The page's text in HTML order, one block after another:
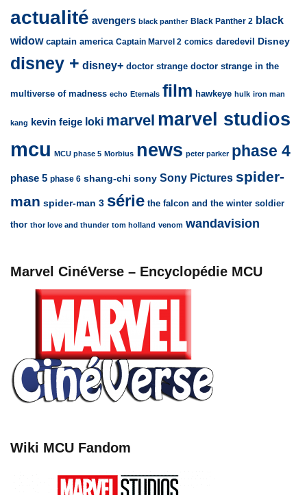
actualité avengers black panther Black Panther 2 black
widow captain america Captain Marvel 2 comics daredevil Disney
disney + disney+ doctor strange doctor strange in the
multiverse of madness echo Eternals film hawkeye hulk iron man
kang kevin feige loki marvel marvel studios
mcu MCU phase 5 Morbius news peter parker phase 4
phase 5 phase 6 shang-chi sony Sony Pictures spider-
man spider-man 3 série the falcon and the winter soldier
thor thor love and thunder tom holland venom wandavision
Marvel CinéVerse – Encyclopédie MCU
Wiki MCU Fandom